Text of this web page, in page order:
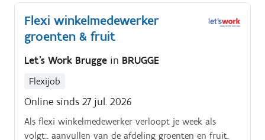
winkelmedewerker verkoop die klanten graag verder
helpt en mee zorgt voor een verzorgde winkel Je
komt terecht in een familiaal team waar kwaliteit,
staan.
Flexi winkelmedewerker
groenten & fruit
Let's Work Brugge in BRUGGE
Flexijob
Online sinds 27 jul. 2026
Als flexi winkelmedewerker verloopt je week als
volgt:. aanvullen van de afdeling groenten en fruit.